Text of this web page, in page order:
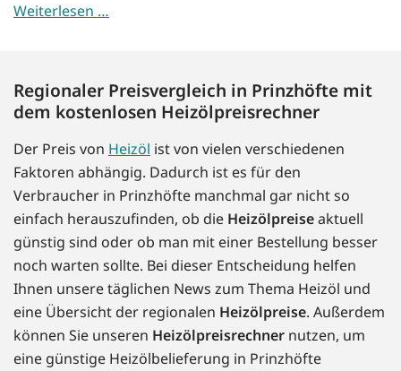
Weiterlesen …
Regionaler Preisvergleich in Prinzhöfte mit
dem kostenlosen Heizölpreisrechner
Der Preis von Heizöl ist von vielen verschiedenen
Faktoren abhängig. Dadurch ist es für den
Verbraucher in Prinzhöfte manchmal gar nicht so
einfach herauszufinden, ob die Heizölpreiseaktuell
günstig sind oder ob man mit einer Bestellung besser
noch warten sollte. Bei dieser Entscheidung helfen
Ihnen unsere täglichen News zum Thema Heizöl und
eine Übersicht der regionalen Heizölpreise. Außerdem
können Sie unseren Heizölpreisrechner nutzen, um
eine günstige Heizölbelieferung in Prinzhöfte